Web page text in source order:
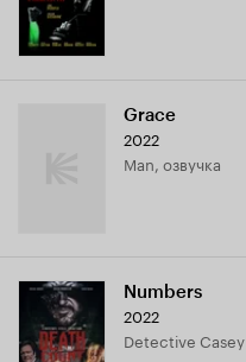
Grace
2022
Man, озвучка
Numbers
2022
Detective Casey